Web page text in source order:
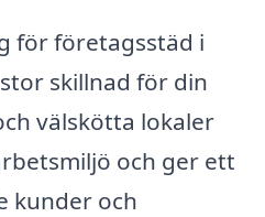
för företagsstäd i
skillnad för din
välskötta lokaler
och ger ett
kunder och